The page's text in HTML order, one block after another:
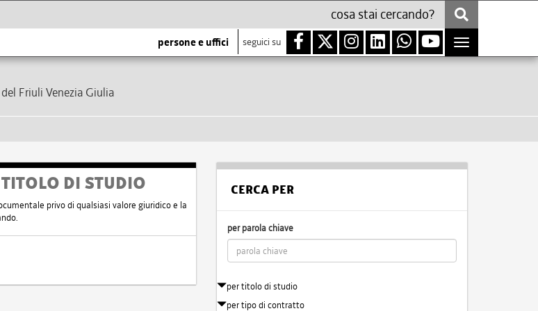
persone e uffici seguici su
Toggle
navigation
Friuli Venezia Giulia
DI STUDIO
privo di qualsiasi valore giuridico e la
CERCA PER
per parola chiave
per titolo di studio
per tipo di contratto